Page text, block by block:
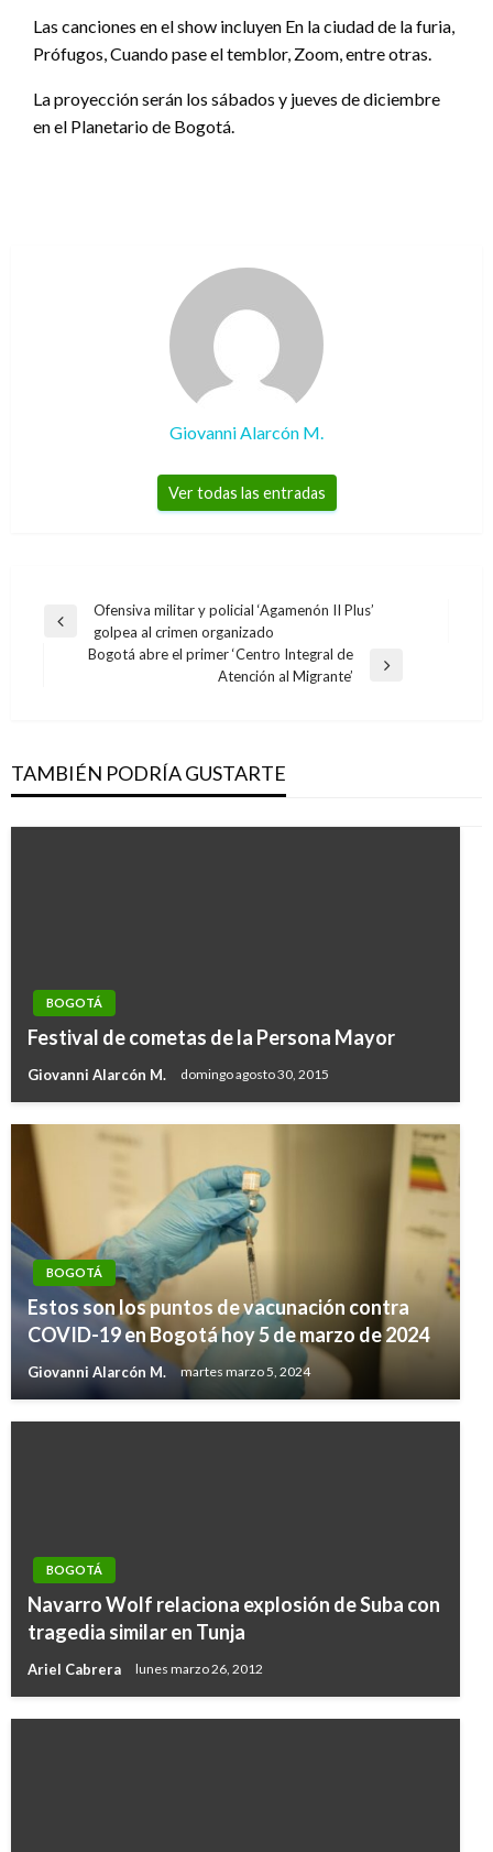
Las canciones en el show incluyen En la ciudad de la furia,
Prófugos, Cuando pase el temblor, Zoom, entre otras.
La proyección serán los sábados y jueves de diciembre
en el Planetario de Bogotá.
Giovanni Alarcón M.
Ver todas las entradas
Navegación
Entrada
anterior
Ofensiva militar y policial ‘Agamenón II Plus’
golpea al crimen organizado
Bogotá abre el primer ‘Centro Integral de
Atención al Migrante’
TAMBIÉN PODRÍA GUSTARTE
BOGOTÁ
Festival de cometas de la Persona Mayor
Giovanni Alarcón M. domingo agosto 30, 2015
BOGOTÁ
Estos son los puntos de vacunación contra
COVID-19 en Bogotá hoy 5 de marzo de 2024
Giovanni Alarcón M. martes marzo 5, 2024
BOGOTÁ
Navarro Wolf relaciona explosión de Suba con
tragedia similar en Tunja
Ariel Cabrera lunes marzo 26, 2012